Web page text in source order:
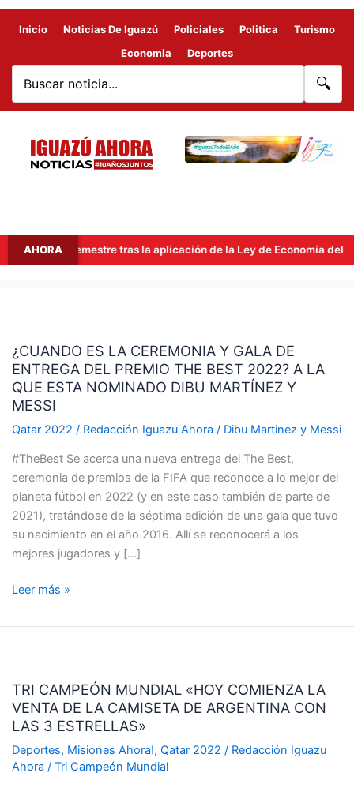
Inicio Noticias De Iguazú Policiales Politica
Turismo
Economia
Deportes
🔍
AHORA
semestre tras la aplicación de la Ley de Economía del
¿CUANDO ES LA CEREMONIA Y GALA DE
ENTREGA DEL PREMIO THE BEST 2022? A LA
QUE ESTA NOMINADO DIBU MARTÍNEZ Y
MESSI
Qatar 2022 / Redacción Iguazu Ahora / Dibu Martinez y Messi
#TheBest Se acerca una nueva entrega del The Best,
ceremonia de premios de la FIFA que reconoce a lo mejor del
planeta fútbol en 2022 (y en este caso también de parte de
2021), tratándose de la séptima edición de una gala que tuvo
su nacimiento en el año 2016. Allí se reconocerá a los
mejores jugadores y […]
LA
CEREMONIA
Y
GALA
DE
DEL
PREMIO
THE
BEST
2022?
A
QUE
Y
MESSI
Leer más »
TRI CAMPEÓN MUNDIAL «HOY COMIENZA LA
VENTA DE LA CAMISETA DE ARGENTINA CON
LAS 3 ESTRELLAS»
Deportes, Misiones Ahora!, Qatar 2022 / Redacción Iguazu
Ahora / Tri Campeón Mundial
MUNDIAL
«HOY
COMIENZA
LA
VENTA